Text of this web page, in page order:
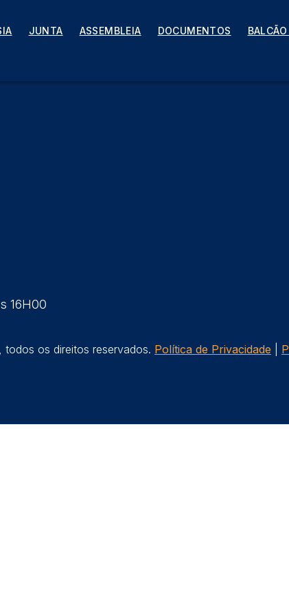
JUNTA ASSEMBLEIA DOCUMENTOS
16H00
os direitos reservados. Política de Privacidade